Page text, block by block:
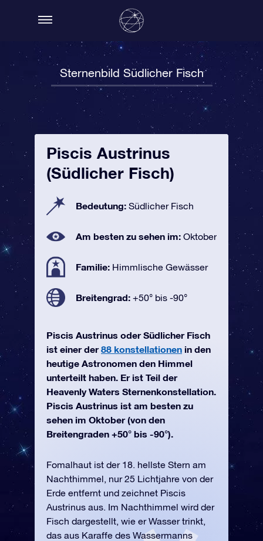
Sternenbild Südlicher Fisch
Piscis Austrinus
(Südlicher Fisch)
Bedeutung: Südlicher Fisch
Am besten zu sehen im: Oktober
Familie: Himmlische Gewässer
Breitengrad: +50° bis -90°
Piscis Austrinus oder Südlicher Fisch
ist einer der88 konstellationen in den
heutige Astronomen den Himmel
unterteilt haben. Er ist Teil der
Heavenly Waters Sternenkonstellation.
Piscis Austrinus ist am besten zu
sehen im Oktober (von den
Breitengraden +50° bis -90°).
Fomalhaut ist der 18. hellste Stern am
Nachthimmel, nur 25 Lichtjahre von der
Erde entfernt und zeichnet Piscis
Austrinus aus. Im Nachthimmel wird der
Fisch dargestellt, wie er Wasser trinkt,
das aus Karaffe des Wassermanns